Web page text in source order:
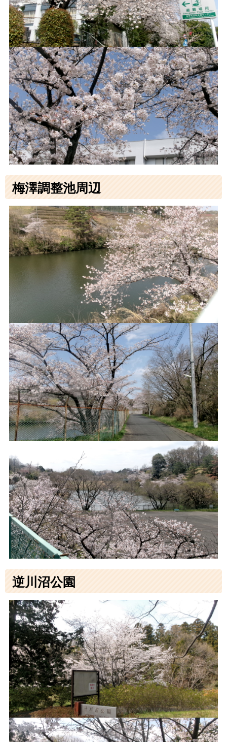
梅澤調整池周辺
逆川沼公園